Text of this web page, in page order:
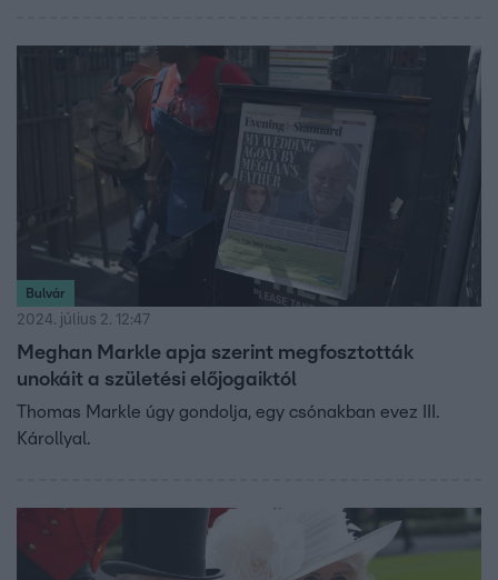
Bulvár
2024. július 2. 12:47
Meghan Markle apja szerint megfosztották
unokáit a születési előjogaiktól
Thomas Markle úgy gondolja, egy csónakban evez III.
Károllyal.